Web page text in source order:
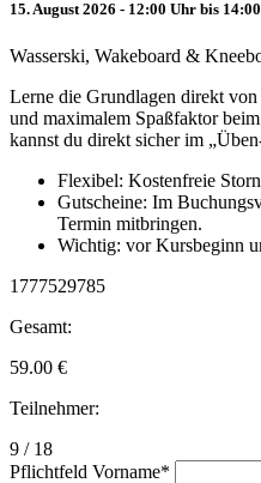
15. August 2026 - 12:00 Uhr bis
Wasserski, Wakeboard &
Lerne die Grundlagen direkt
und maximalem Spaßfaktor
kannst du direkt sicher im
Flexibel: Kostenfreie
Gutscheine: Im
Termin mitbringen.
Wichtig: vor Kursbeginn
1777529785
Gesamt:
59.00 €
Teilnehmer:
9 / 18
Pflichtfeld Vorname*